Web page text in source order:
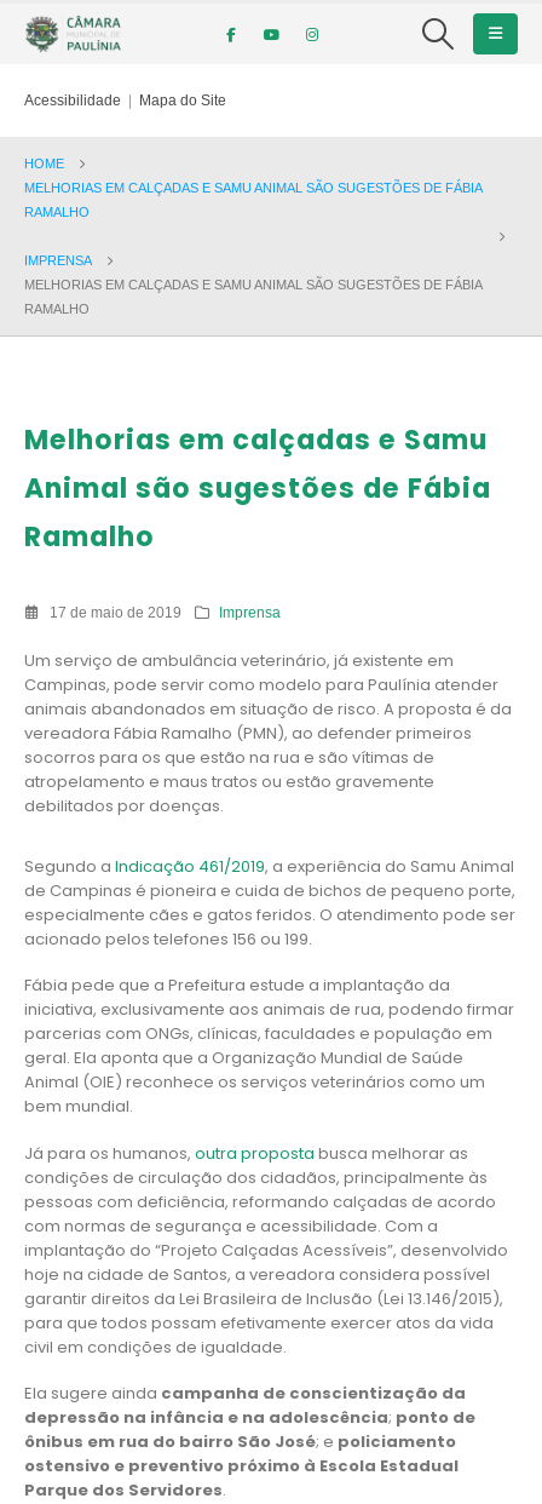
Acessibilidade | Mapa do Site
HOME
MELHORIAS EM CALÇADAS E SAMU ANIMAL SÃO SUGESTÕES DE FÁBIA
RAMALHO
IMPRENSA
MELHORIAS EM CALÇADAS E SAMU ANIMAL SÃO SUGESTÕES DE FÁBIA
RAMALHO
Melhorias em calçadas e Samu
Animal são sugestões de Fábia
Ramalho
17 de maio de 2019 Imprensa
Um serviço de ambulância veterinário, já existente em
Campinas, pode servir como modelo para Paulínia atender
animais abandonados em situação de risco. A proposta é da
vereadora Fábia Ramalho (PMN), ao defender primeiros
socorros para os que estão na rua e são vítimas de
atropelamento e maus tratos ou estão gravemente
debilitados por doenças.
Segundo a Indicação 461/2019, a experiência do Samu Animal
de Campinas é pioneira e cuida de bichos de pequeno porte,
especialmente cães e gatos feridos. O atendimento pode ser
acionado pelos telefones 156 ou 199.
Fábia pede que a Prefeitura estude a implantação da
iniciativa, exclusivamente aos animais de rua, podendo firmar
parcerias com ONGs, clínicas, faculdades e população em
geral. Ela aponta que a Organização Mundial de Saúde
Animal (OIE) reconhece os serviços veterinários como um
bem mundial.
Já para os humanos, outra proposta busca melhorar as
condições de circulação dos cidadãos, principalmente às
pessoas com deficiência, reformando calçadas de acordo
com normas de segurança e acessibilidade. Com a
implantação do “Projeto Calçadas Acessíveis”, desenvolvido
hoje na cidade de Santos, a vereadora considera possível
garantir direitos da Lei Brasileira de Inclusão (Lei 13.146/2015),
para que todos possam efetivamente exercer atos da vida
civil em condições de igualdade.
Ela sugere ainda campanha de conscientização da
depressão na infância e na adolescência; ponto de
ônibus em rua do bairro São José; e policiamento
ostensivo e preventivo próximo à Escola Estadual
Parque dos Servidores.